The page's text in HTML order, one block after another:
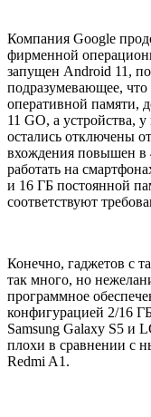
Компания Google
фирменной
запущен Android 11,
подразумевающее,
оперативной памяти,
11 GO, а устройства,
остались отключены
вхождения повышен в
работать на
и 16 ГБ постоянной
соответствуют
Конечно, гаджетов с
так много, но
программное
конфигурацией 2/16
Samsung Galaxy S5 и
плохи в сравнении с
Redmi A1.